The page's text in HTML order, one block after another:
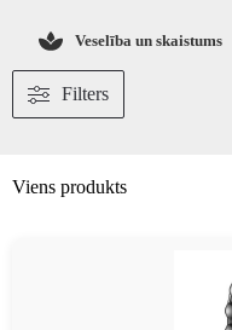
Veselība un skaistums
Filters
Viens produkts